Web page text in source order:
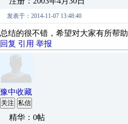
发表于：2014-11-07 13:48:40
总结的很不错，希望对大家有所帮助
回复 引用 举报
豫中收藏
关注 私信
精华：0帖